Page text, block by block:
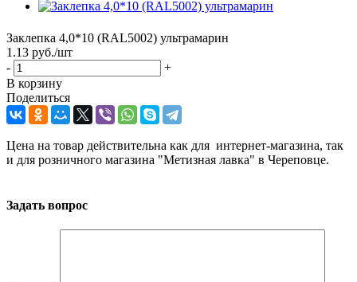
Заклепка 4,0*10 (RAL5002) ультрамарин
1.13 руб./шт
-
+
В корзину
Поделиться
Цена на товар действительна как для интернет-магазина, так
и для розничного магазина "Метизная лавка" в Череповце.
Задать вопрос